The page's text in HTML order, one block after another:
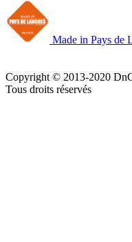
Made in Pays de
Copyright © 2013-2020
Tous droits réservés